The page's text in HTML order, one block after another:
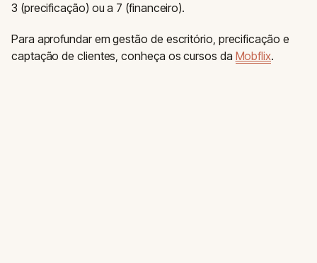
3 (precificação) ou a 7 (financeiro).
Para aprofundar em gestão de escritório, precificação e
captação de clientes, conheça os cursos da Mobflix.